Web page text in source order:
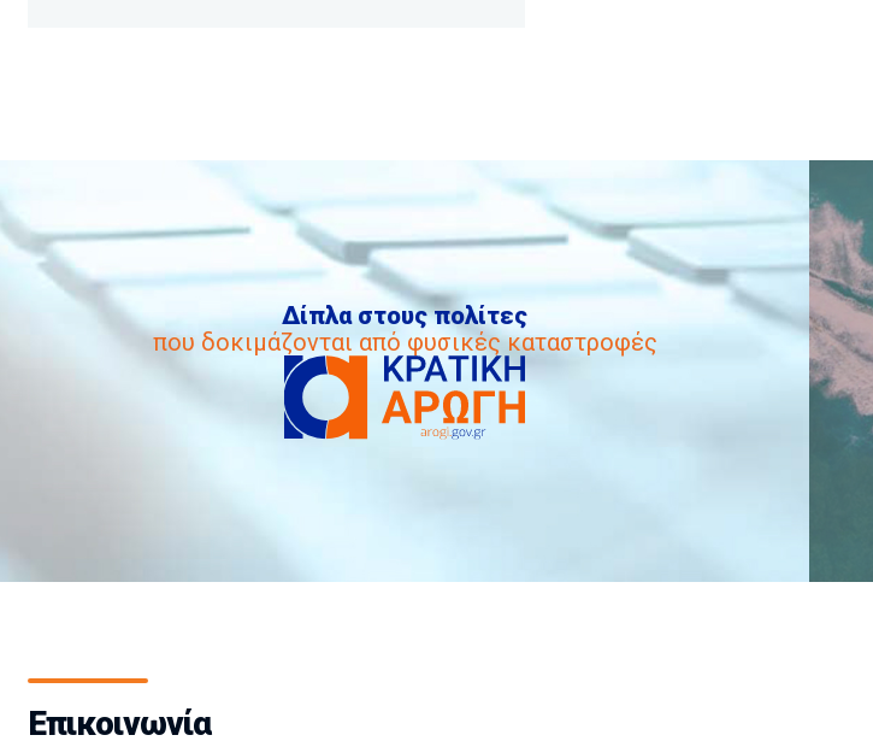
Δίπλα στους πολίτες
που δοκιμάζονται από φυσικές καταστροφές
Επικοινωνία